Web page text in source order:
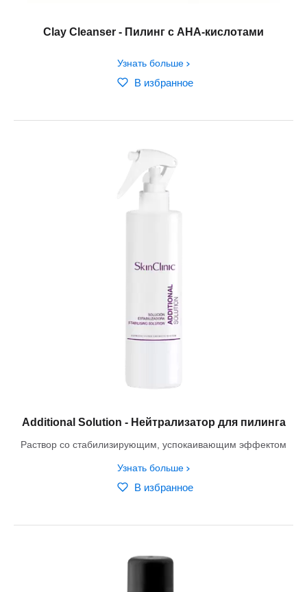
Clay Cleanser - Пилинг с АНА-кислотами
Узнать больше
В избранное
Additional Solution - Нейтрализатор для пилинга
Раствор со стабилизирующим, успокаивающим эффектом
Узнать больше
В избранное